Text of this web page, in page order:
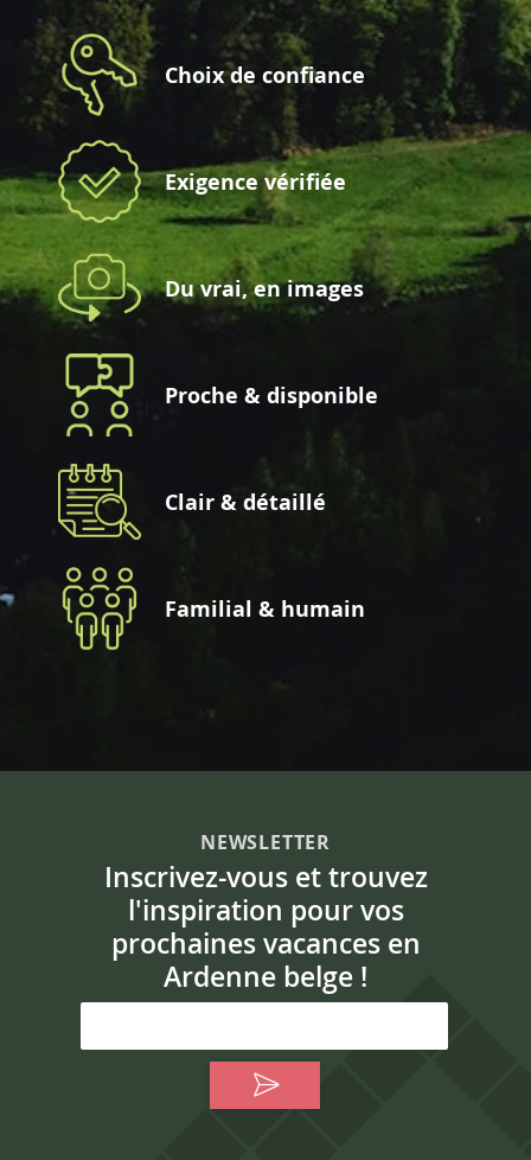
Choix de confiance
Exigence vérifiée
Du vrai, en images
Proche & disponible
Clair & détaillé
Familial & humain
NEWSLETTER
Inscrivez-vous et trouvez
l'inspiration pour vos
prochaines vacances en
Ardenne belge !